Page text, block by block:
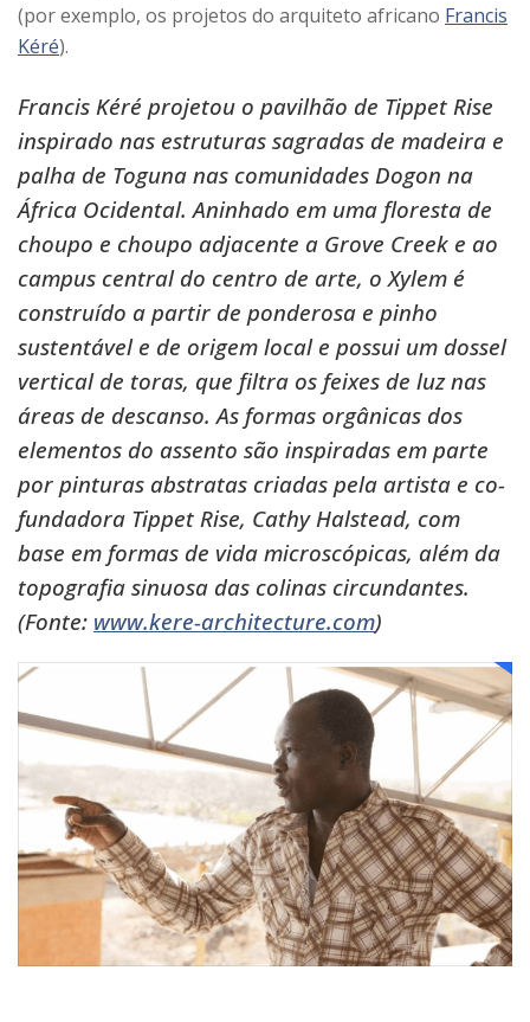
(por exemplo, os projetos do arquiteto africano Francis
Kéré).
Francis Kéré projetou o pavilhão de Tippet Rise
inspirado nas estruturas sagradas de madeira e
palha de Toguna nas comunidades Dogon na
África Ocidental. Aninhado em uma floresta de
choupo e choupo adjacente a Grove Creek e ao
campus central do centro de arte, o Xylem é
construído a partir de ponderosa e pinho
sustentável e de origem local e possui um dossel
vertical de toras, que filtra os feixes de luz nas
áreas de descanso. As formas orgânicas dos
elementos do assento são inspiradas em parte
por pinturas abstratas criadas pela artista e co-
fundadora Tippet Rise, Cathy Halstead, com
base em formas de vida microscópicas, além da
topografia sinuosa das colinas circundantes.
(Fonte: www.kere-architecture.com)